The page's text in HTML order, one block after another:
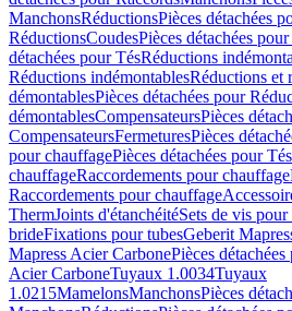
ManchonsRéductionsPièces détachées
RéductionsCoudesPièces détachées
détachées pour TésRéductions
Réductions indémontablesRéductions et
démontablesPièces détachées pour
démontablesCompensateursPièces
CompensateursFermeturesPièces
pour chauffagePièces détachées pour
chauffageRaccordements pour chauffage
Raccordements pour chauffage
ThermJoints d'étanchéitéSets de vis pour
brideFixations pour tubesGeberit
Mapress Acier CarbonePièces
Acier CarboneTuyaux 1.0034Tuyaux
1.0215MamelonsManchonsPièces